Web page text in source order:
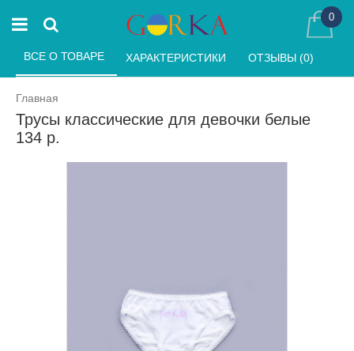
0
Главная
Трусы классические для девочки белые
134 р.
ВСЕ О ТОВАРЕ ХАРАКТЕРИСТИКИ ОТЗЫВЫ (0)